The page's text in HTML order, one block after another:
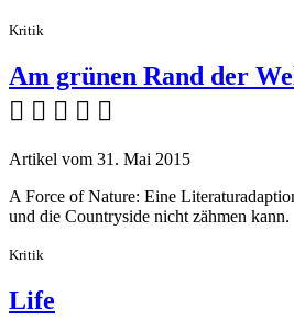
Kritik
Am grünen Rand der
    
Artikel vom 31. Mai 2015
A Force of Nature: Eine
und die Countryside nicht zähmen kann.
Kritik
Life